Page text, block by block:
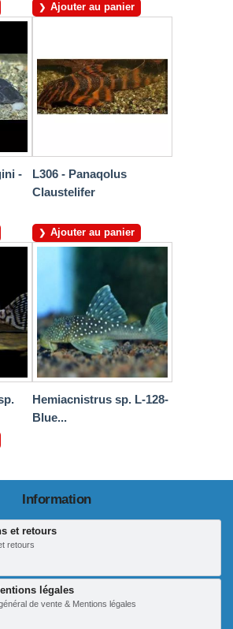
Ajouter au panier
-
L306 - Panaqolus
Claustelifer
Ajouter au panier
Hemiacnistrus sp. L-128-
Blue...
Information
et retours
retours
légales
de vente & Mentions légales